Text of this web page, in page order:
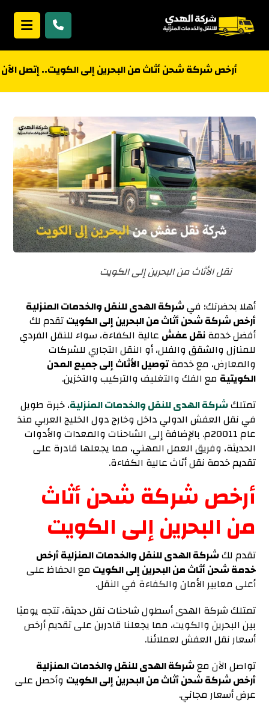
أرخص شركة شحن أثاث من البحرين إلى الكويت.. إتصل الآن
نقل الأثاث من البحرين إلى الكويت
أهلا بحضرتك؛ فيشركة الهدى للنقل والخدمات المنزلية
أرخص شركة شحن أثاث من البحرين إلى الكويتتقدم لك
أفضل خدمةنقل عفش عالية الكفاءة، سواء للنقل الفردي
للمنازل والشقق والفلل، أو النقل التجاري للشركات
والمعارض، مع خدمةتوصيل الأثاث إلى جميع المدن
الكويتية مع الفك والتغليف والتركيب والتخزين.
تمتلكشركة الهدى للنقل والخدمات المنزلية، خبرة طويل
في نقل العفش الدولي داخل وخارج دول الخليج العربي منذ
عام 20011م. بالإضافة إلى الشاحنات والمعدات والأدوات
الحديثة، وفريق العمل المهني، مما يجعلها قادرة على
تقديم خدمة نقل أثاث عالية الكفاءة.
أرخص شركة شحن أثاث
من البحرين إلى الكويت
تقدم لكشركة الهدى للنقل والخدمات المنزلية أرخص
خدمة شحن أثاث من البحرين إلى الكويت مع الحفاظ على
أعلى معايير الأمان والكفاءة في النقل.
تمتلك شركة الهدى أسطول شاحنات نقل حديثة، تتجه يوميًا
بين البحرين والكويت، مما يجعلنا قادرين على تقديم أرخص
أسعار نقل العفش لعملائنا.
تواصل الآن معشركة الهدى للنقل والخدمات المنزلية
أرخص شركة شحن أثاث من البحرين إلى الكويت وأحصل على
عرض أسعار مجاني.